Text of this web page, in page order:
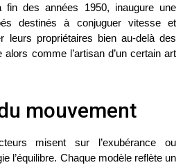
des années 1950, inaugure une
destinés à conjuguer vitesseet
leurs propriétaires bien au-delà des
comme l’artisan d’un certain art
mouvement
misent sur l’exubérance ou
l’équilibre. Chaque modèle reflète un